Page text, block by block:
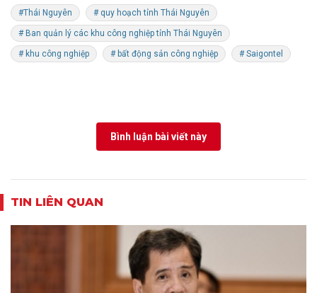
#Thái Nguyên # quy hoạch tỉnh Thái Nguyên
# Ban quản lý các khu công nghiệp tỉnh Thái Nguyên
# khu công nghiệp # bất động sản công nghiệp # Saigontel
Bình luận bài viết này
TIN LIÊN QUAN